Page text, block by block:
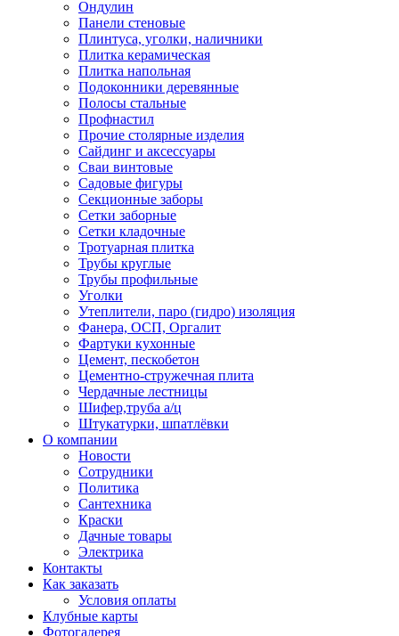
Ондулин
Панели стеновые
Плинтуса, уголки, наличники
Плитка керамическая
Плитка напольная
Подоконники деревянные
Полосы стальные
Профнастил
Прочие столярные изделия
Сайдинг и аксессуары
Сваи винтовые
Садовые фигуры
Секционные заборы
Сетки заборные
Сетки кладочные
Тротуарная плитка
Трубы круглые
Трубы профильные
Уголки
Утеплители, паро (гидро) изоляция
Фанера, ОСП, Оргалит
Фартуки кухонные
Цемент, пескобетон
Цементно-стружечная плита
Чердачные лестницы
Шифер,труба а/ц
Штукатурки, шпатлёвки
О компании
Новости
Сотрудники
Политика
Сантехника
Краски
Дачные товары
Электрика
Контакты
Как заказать
Условия оплаты
Клубные карты
Фотогалерея